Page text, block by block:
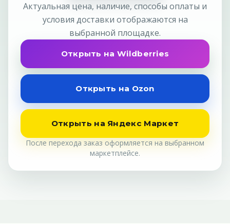
Актуальная цена, наличие, способы оплаты и
условия доставки отображаются на
выбранной площадке.
Открыть на Wildberries
Открыть на Ozon
Открыть на Яндекс Маркет
После перехода заказ оформляется на выбранном
маркетплейсе.